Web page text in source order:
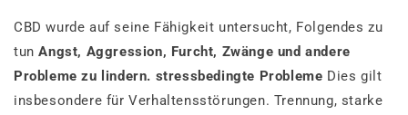
CBD wurde auf seine Fähigkeit untersucht, Folgendes zu
tunAngst, Aggression, Furcht, Zwänge und andere
Probleme zu lindern. stressbedingte Probleme Dies gilt
insbesondere für Verhaltensstörungen. Trennung, starke